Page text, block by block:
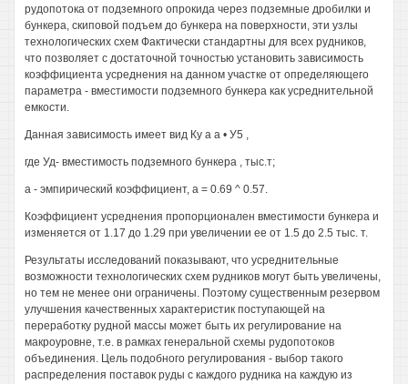
рудопотока от подземного опрокида через подземные дробилки и
бункера, скиповой подъем до бункера на поверхности, эти узлы
технологических схем Фактически стандартны для всех рудников,
что позволяет с достаточной точностью установить зависимость
коэффициента усреднения на данном участке от определяющего
параметра - вместимости подземного бункера как усреднительной
емкости.
Данная зависимость имеет вид Ку а а • У5 ,
где Уд- вместимость подземного бункера , тыс.т;
а - эмпирический коэффициент, а = 0.69 ^ 0.57.
Коэффициент усреднения пропорционален вместимости бункера и
изменяется от 1.17 до 1.29 при увеличении ее от 1.5 до 2.5 тыс. т.
Результаты исследований показывают, что усреднительные
возможности технологических схем рудников могут быть увеличены,
но тем не менее они ограничены. Поэтому существенным резервом
улучшения качественных характеристик поступающей на
переработку рудной массы может быть их регулирование на
макроуровне, т.е. в рамках генеральной схемы рудопотоков
объединения. Цель подобного регулирования - выбор такого
распределения поставок руды с каждого рудника на каждую из